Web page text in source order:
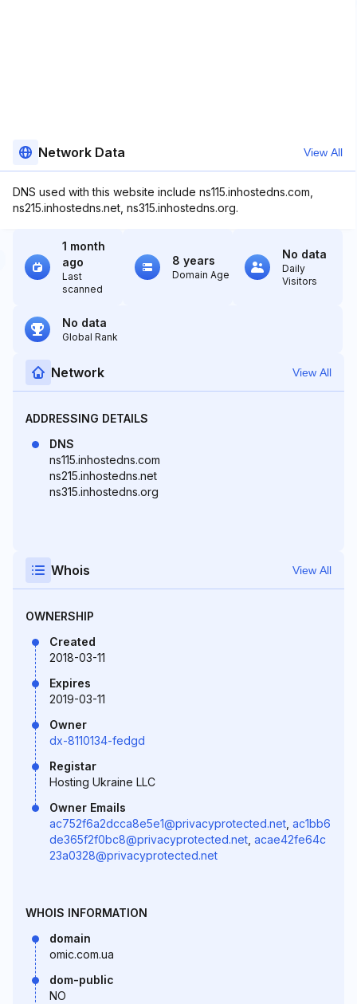
Network Data View All
DNS used with this website include ns115.inhostedns.com,
ns215.inhostedns.net, ns315.inhostedns.org.
1 month
ago
Last
scanned
8 years
Domain Age
No data
Daily
Visitors
No data
Global Rank
Network View All
ADDRESSING DETAILS
DNS
ns115.inhostedns.com
ns215.inhostedns.net
ns315.inhostedns.org
Whois View All
OWNERSHIP
Created
2018-03-11
Expires
2019-03-11
Owner
dx-8110134-fedgd
Registar
Hosting Ukraine LLC
Owner Emails
ac752f6a2dcca8e5e1@privacyprotected.net ac1bb6
de365f2f0bc8@privacyprotected.net acae42fe64c
23a0328@privacyprotected.net
WHOIS INFORMATION
domain
omic.com.ua
dom-public
NO